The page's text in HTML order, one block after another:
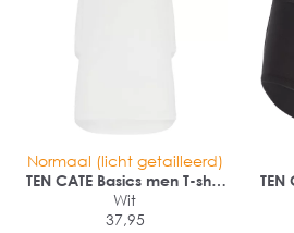
Normaal (licht getailleerd)
TEN CATE Basics men T-shirt
(2-pack)
Wit
37,95
TEN